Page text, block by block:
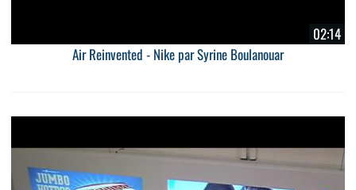
02:14
Air Reinvented - Nike par Syrine Boulanouar